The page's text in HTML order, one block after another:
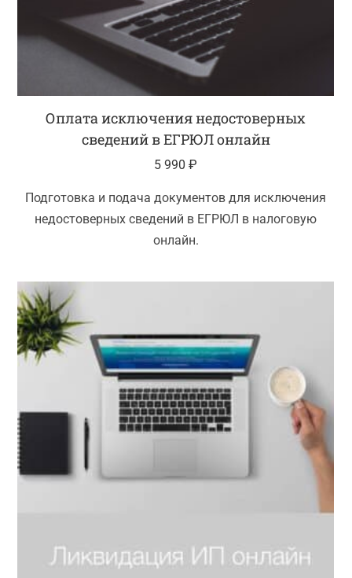
Оплата исключения недостоверных
сведений в ЕГРЮЛ онлайн
5 990 ₽
Подготовка и подача документов для исключения
недостоверных сведений в ЕГРЮЛ в налоговую
онлайн.